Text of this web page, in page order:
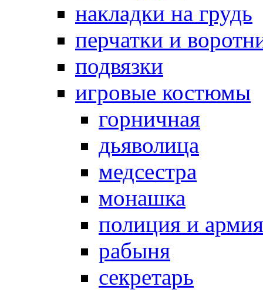
накладки на грудь
перчатки и
подвязки
игровые костюмы
горничная
дьяволица
медсестра
монашка
полиция и армия
рабыня
секретарь